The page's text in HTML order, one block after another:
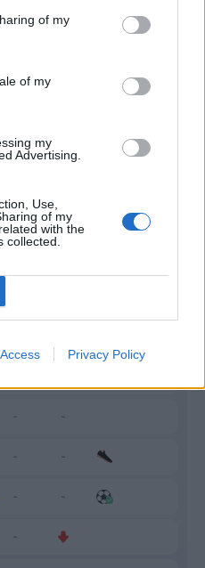
of my
of my
my
Advertising.
Use,
of my
with the
collected.
Privacy Policy
Infortunato 0 - 0%
Scarica